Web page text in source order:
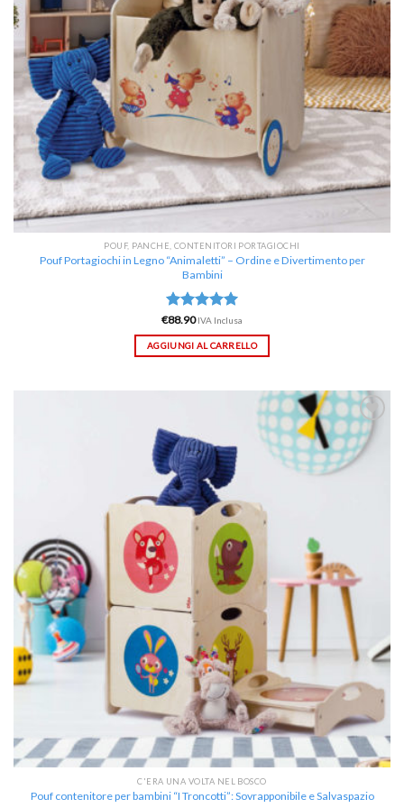
POUF, PANCHE, CONTENITORI PORTAGIOCHI
Pouf Portagiochi in Legno “Animaletti” – Ordine e Divertimento per
Bambini
Valutato
5.00su 5
€88.90 IVA Inclusa
AGGIUNGI AL CARRELLO
Aggiungi
alla lista
dei
desideri
C'ERA UNA VOLTA NEL BOSCO
Pouf contenitore per bambini “I Troncotti”: Sovrapponibile e Salvaspazio